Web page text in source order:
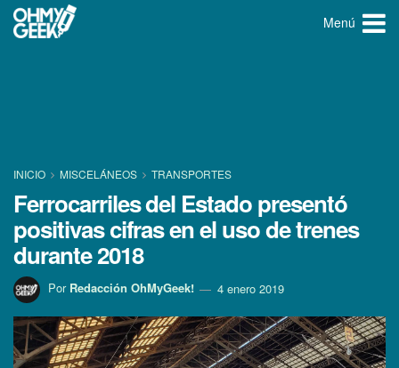
Menú
INICIO MISCELÁNEOS TRANSPORTES
Ferrocarriles del Estado presentó
positivas cifras en el uso de trenes
durante 2018
Por Redacción OhMyGeek! 4 enero 2019